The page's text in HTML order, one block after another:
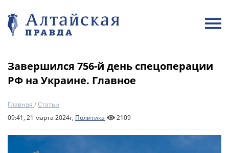
Завершился 756-й день спецоперации
РФ на Украине. Главное
Главная /Статьи
09:41, 21 марта 2024г, Политика 2109